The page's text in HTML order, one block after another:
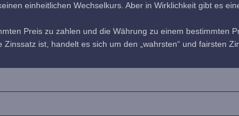
einheitlichen Wechselkurs. Aber in Wirklichkeit gibt es
Preis zu zahlen und die Währung zu einem bestimmten
ist, handelt es sich um den „wahrsten“ und fairsten